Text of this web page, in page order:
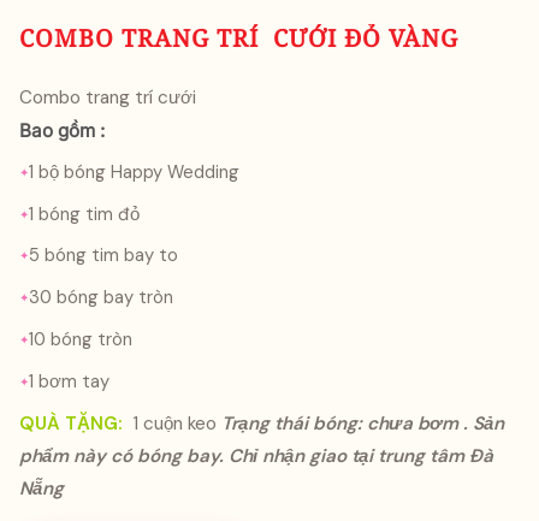
COMBO TRANG TRÍ CƯỚI ĐỎ VÀNG
Combo trang trí cưới
Bao gồm :
1 bộ bóng Happy Wedding
1 bóng tim đỏ
5 bóng tim bay to
30 bóng bay tròn
10 bóng tròn
1 bơm tay
QUÀ TẶNG: 1 cuộn keo Trạng thái bóng: chưa bơm . Sản
phẩm này có bóng bay. Chỉ nhận giao tại trung tâm Đà
Nẵng